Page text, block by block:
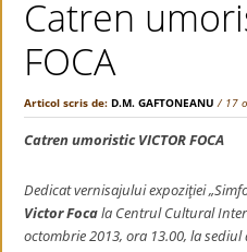
Catren
FOCA
Articol scris de:D.M. GAFTONEANU / 17
Catren umoristic VICTOR FOCA
Dedicat vernisajului expoziţiei
Victor Focala Centrul Cultural
octombrie 2013, ora 13.00, la